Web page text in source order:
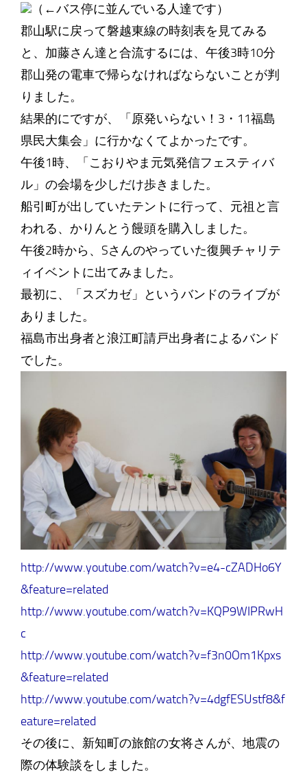
（←バス停に並んでいる人達です）
郡山駅に戻って磐越東線の時刻表を見てみる
と、加藤さん達と合流するには、午後3時10分
郡山発の電車で帰らなければならないことが判
りました。
結果的にですが、「原発いらない！3・11福島
県民大集会」に行かなくてよかったです。
午後1時、「こおりやま元気発信フェスティバ
ル」の会場を少しだけ歩きました。
船引町が出していたテントに行って、元祖と言
われる、かりんとう饅頭を購入しました。
午後2時から、Sさんのやっていた復興チャリテ
ィイベントに出てみました。
最初に、「スズカゼ」というバンドのライブが
ありました。
福島市出身者と浪江町請戸出身者によるバンド
でした。
http://www.youtube.com/watch?v=e4-cZADHo6Y
&feature=related
http://www.youtube.com/watch?v=KQP9WIPRwH
c
http://www.youtube.com/watch?v=f3n0Om1Kpxs
&feature=related
http://www.youtube.com/watch?v=4dgfESUstf8&f
eature=related
その後に、新知町の旅館の女将さんが、地震の
際の体験談をしました。